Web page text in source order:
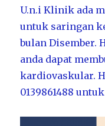
U.n.i Klinik ada
untuk saringan
bulan Disember.
anda dapat
kardiovaskular.
0139861488